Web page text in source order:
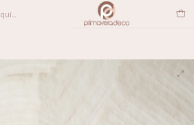
Banana Nude